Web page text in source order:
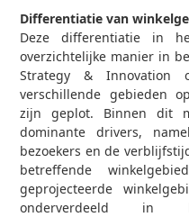
Differentiatie van
Deze differentiatie in
overzichtelijke manier in
Strategy & Innovation
verschillende gebieden
zijn geplot. Binnen dit
dominante drivers,
bezoekers en de
betreffende
geprojecteerde
onderverdeeld in